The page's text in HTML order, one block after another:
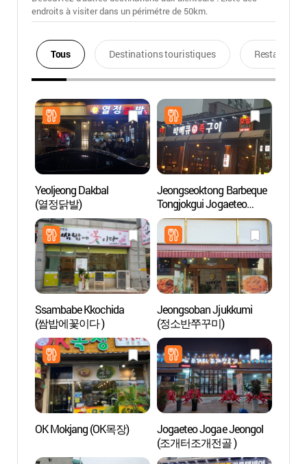
endroits à visiter dans un périmétre de 50km.
Tous Destinations touristiques Restaurants
Yeoljeong Dakbal
(열정닭발)
Jeongseoktong Barbeque
Tongjokgui Jogaeteo
(정석통바베큐통족구이
조개터)
Ssambabe Kkochida
(쌈밥에꽃이다 )
Jeongsoban Jjukkumi
(정소반쭈꾸미)
OK Mokjang (OK목장)
Jogaeteo Jogae Jeongol
(조개터조개전골 )